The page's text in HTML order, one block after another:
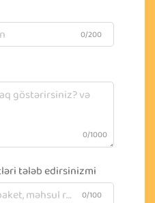
0/200
0/1000
tələb edirsinizmi
0/100